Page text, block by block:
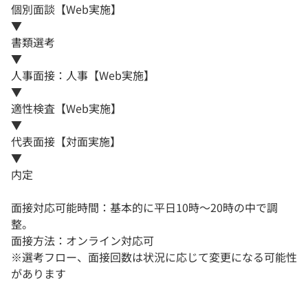
個別面談【Web実施】
▼
書類選考
▼
人事面接：人事【Web実施】
▼
適性検査【Web実施】
▼
代表面接【対面実施】
▼
内定
面接対応可能時間：基本的に平日10時～20時の中で調
整。
面接方法：オンライン対応可
※選考フロー、面接回数は状況に応じて変更になる可能性
があります